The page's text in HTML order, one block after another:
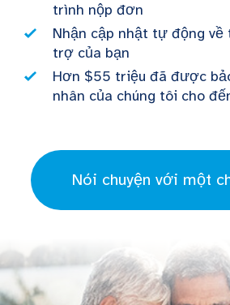
trình nộp đơn
Nhận cập nhật tự động
trợ của bạn
Hơn $55 triệu đã được
nhân của chúng tôi cho
Nói chuyện với một